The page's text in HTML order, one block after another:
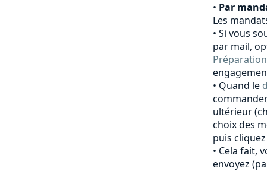
• Par
Les
Si vous
par mail,
Quand le
ultérieur
choix des
puis
Cela fait,
envoyez